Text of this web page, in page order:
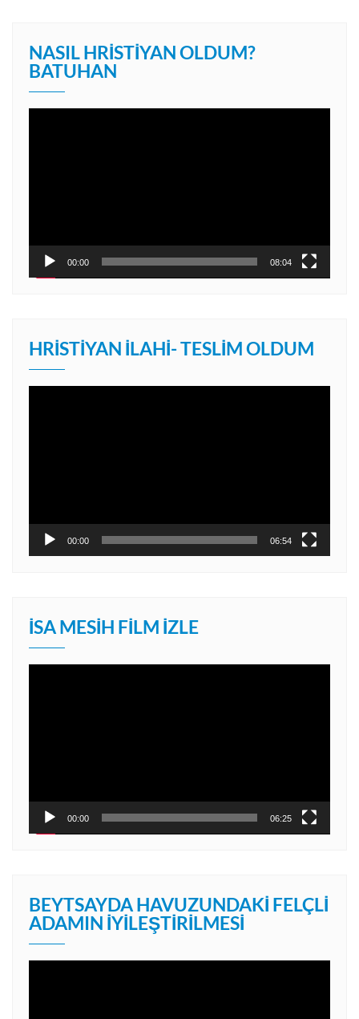
NASIL HRISTIYAN OLDUM?
BATUHAN
00:00 08:04
HRISTIYAN İLAHI- TESLIM OLDUM
00:00 06:54
İSA MESIH FILM İZLE
00:00 06:25
BEYTSAYDA HAVUZUNDAKI FELÇLI
ADAMIN İYILEŞTIRILMESI